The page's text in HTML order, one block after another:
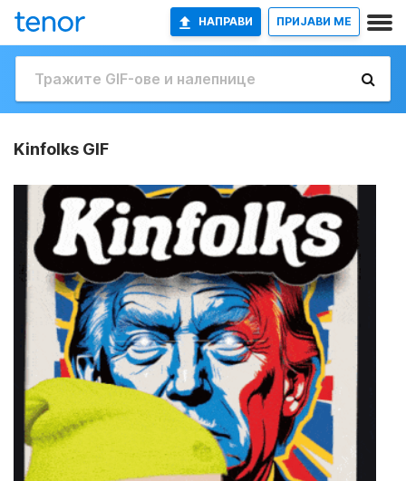
НАПРАВИ ПРИЈАВИ МЕ
Kinfolks GIF